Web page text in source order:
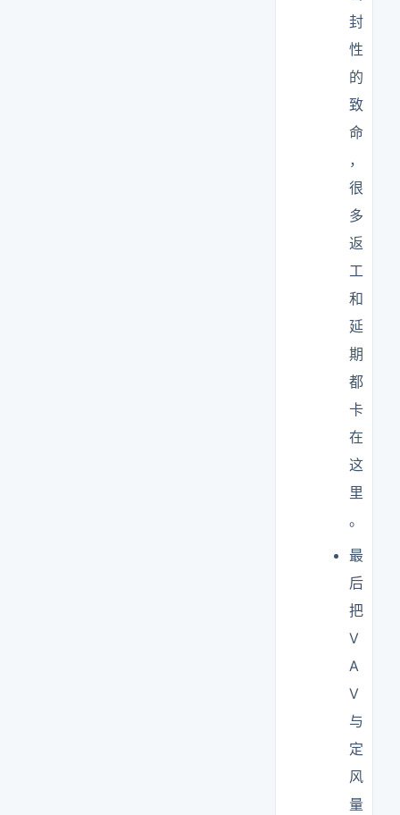
封
性
的
致
命
，
很
多
返
工
和
延
期
都
卡
在
这
里
。
最
后
把
V
A
V
与
定
风
量